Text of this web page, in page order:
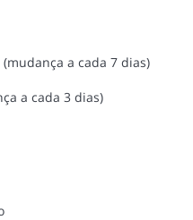
a cada 7 dias)
a cada 3 dias)